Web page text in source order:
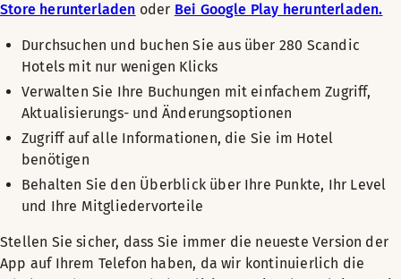
Store herunterladen oder Bei Google Play herunterladen.
Durchsuchen und buchen Sie aus über 280 Scandic
Hotels mit nur wenigen Klicks
Verwalten Sie Ihre Buchungen mit einfachem Zugriff,
Aktualisierungs- und Änderungsoptionen
Zugriff auf alle Informationen, die Sie im Hotel
benötigen
Behalten Sie den Überblick über Ihre Punkte, Ihr Level
und Ihre Mitgliedervorteile
Stellen Sie sicher, dass Sie immer die neueste Version der
App auf Ihrem Telefon haben, da wir kontinuierlich die